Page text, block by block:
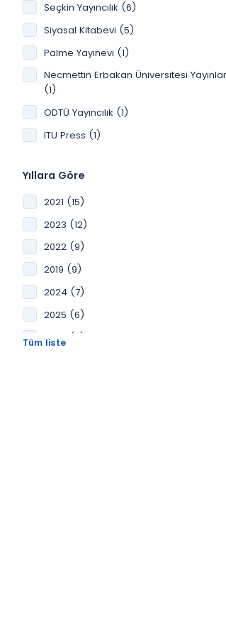
Seçkin Yayıncılık (6)
Siyasal Kitabevi (5)
Palme Yayınevi (1)
Necmettin Erbakan Üniversitesi
(1)
ODTÜ Yayıncılık (1)
ITU Press (1)
Yıllara Göre
2021 (15)
2023 (12)
2022 (9)
2019 (9)
2024 (7)
2025 (6)
2020 (5)